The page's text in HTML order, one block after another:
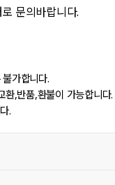
문의바랍니다.
가합니다.
,반품,환불이 가능합니다.
.